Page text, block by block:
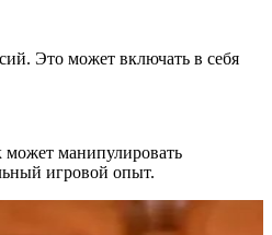
Это может включать в себя
манипулировать
игровой опыт.